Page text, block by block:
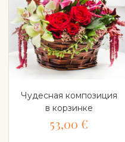
Чудесная композиция
в корзинке
53,00 €